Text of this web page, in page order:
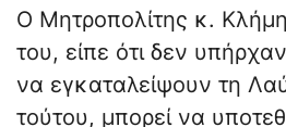
Ο Μητροπολίτης κ.
του, είπε ότι δεν
να εγκαταλείψουν τη
τούτου, μπορεί να